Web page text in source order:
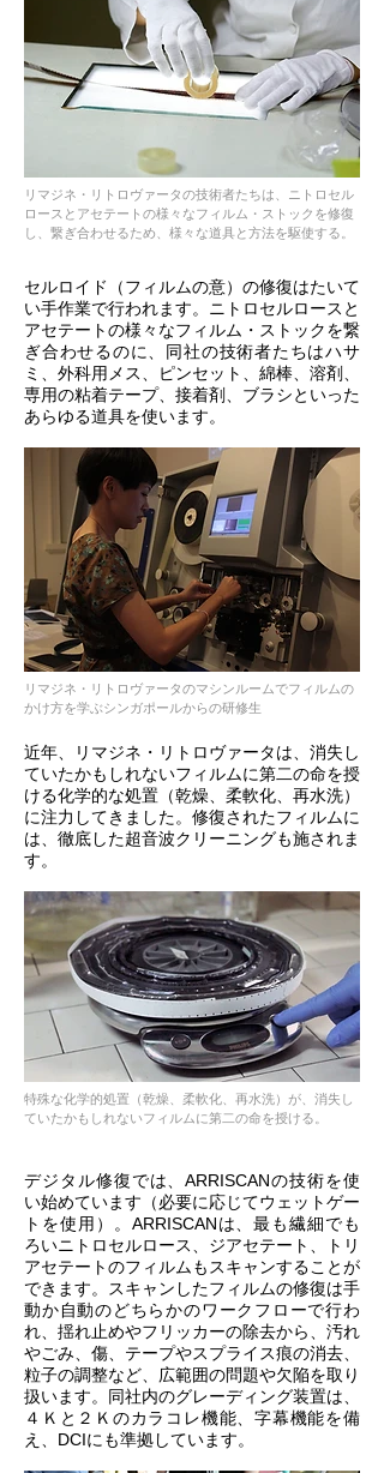
リマジネ・リトロヴァータの技術者たちは、ニトロセル
ロースとアセテートの様々なフィルム・ストックを修復
し、繋ぎ合わせるため、様々な道具と方法を駆使する。
セルロイド（フィルムの意）の修復はたいて
い手作業で行われます。ニトロセルロースと
アセテートの様々なフィルム・ストックを繋
ぎ合わせるのに、同社の技術者たちはハサ
ミ、外科用メス、ピンセット、綿棒、溶剤、
専用の粘着テープ、接着剤、ブラシといった
あらゆる道具を使います。
リマジネ・リトロヴァータのマシンルームでフィルムの
かけ方を学ぶシンガポールからの研修生
近年、リマジネ・リトロヴァータは、消失し
ていたかもしれないフィルムに第二の命を授
ける化学的な処置（乾燥、柔軟化、再水洗）
に注力してきました。修復されたフィルムに
は、徹底した超音波クリーニングも施されま
す。
特殊な化学的処置（乾燥、柔軟化、再水洗）が、消失し
ていたかもしれないフィルムに第二の命を授ける。
デジタル修復では、ARRISCANの技術を使
い始めています（必要に応じてウェットゲー
トを使用）。ARRISCANは、最も繊細でも
ろいニトロセルロース、ジアセテート、トリ
アセテートのフィルムもスキャンすることが
できます。スキャンしたフィルムの修復は手
動か自動のどちらかのワークフローで行わ
れ、揺れ止めやフリッカーの除去から、汚れ
やごみ、傷、テープやスプライス痕の消去、
粒子の調整など、広範囲の問題や欠陥を取り
扱います。同社内のグレーディング装置は、
４Ｋと２Ｋのカラコレ機能、字幕機能を備
え、DCIにも準拠しています。